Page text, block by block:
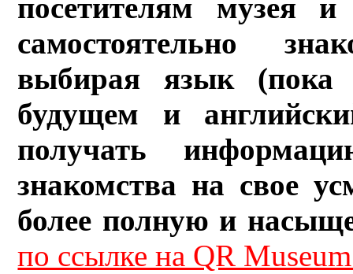
посетителям музея и
самостоятельно
выбирая язык (пока
будущем и
получать
знакомства на свое
более полную и
по ссылке на QR